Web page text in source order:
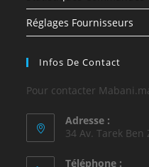
Réglages Fournisseurs
Infos De Contact
Pour contacter
Adresse :
34 Av. Tarek Ben
Téléphone :